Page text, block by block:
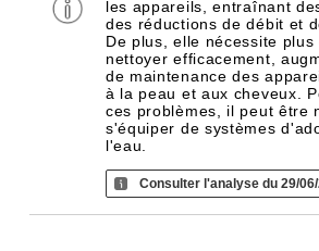
les appareils, entraînant
des réductions de débit et
De plus, elle nécessite
nettoyer efficacement,
de maintenance des
à la peau et aux cheveux.
ces problèmes, il peut être
s'équiper de systèmes
l'eau.
Consulter l'analyse du 29/